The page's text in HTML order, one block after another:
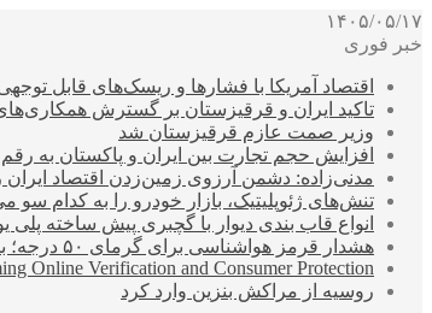
۱۴۰۵/۰۵/۱۷
خبر فوری
اقتصاد آمریکا با فشارها و ریسک‌های قابل
تاکید ایران و قرقیزستان بر گسترش
وزیر صمت عازم قرقیزستان شد
افزایش حجم تجارت بین ایران و پاکستان به رقم ۱۰ میلیارد دلار
مدنی‌زاده: دشمن آرزوی زمین‌زدن اقتصاد ایران
تنش‌های ژئوپلیتیک، بازار خودرو را به کدام سو
انواع قاب بندی دیوار با گچبری پیش ساخته
هشدار قرمز هواشناسی برای گرمای ۵۰ درجه؛ بارش‌های سیل‌آسا در ۳ استان
Online Verification and Consumer Protection
روسیه از مراکش بنزین وارد کرد